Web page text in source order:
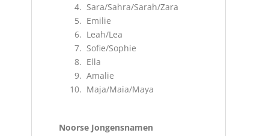
Sara/Sahra/Sarah/Zara
Emilie
Leah/Lea
Sofie/Sophie
Ella
Amalie
Maja/Maia/Maya
Noorse Jongensnamen